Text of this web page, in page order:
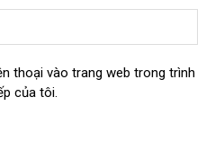
thoại vào trang web trong trình
của tôi.